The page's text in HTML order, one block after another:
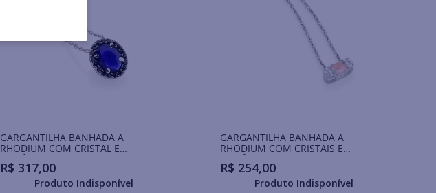
GARGANTILHA BANHADA A
RHODIUM COM CRISTAL E
ZIRCÔNIAS NEGRAS
R$ 317,00
Produto Indisponível
GARGANTILHA BANHADA A
RHODIUM COM CRISTAIS E
ZIRCÔNIA
R$ 254,00
Produto Indisponível